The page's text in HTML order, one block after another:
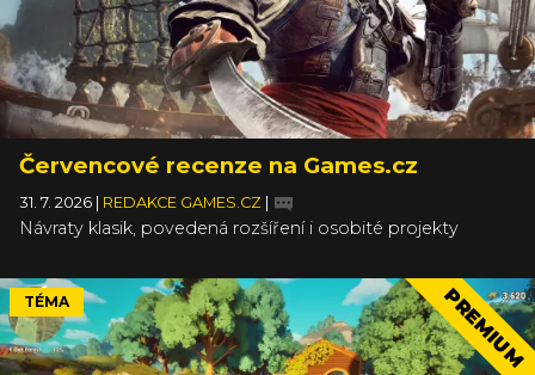
Červencové recenze na Games.cz
31. 7. 2026 REDAKCE GAMES.CZ
Návraty klasik, povedená rozšíření i osobité projekty
TÉMA PREMIUM